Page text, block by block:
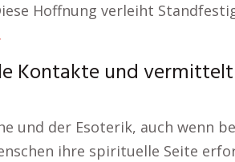
Hoffnung verleiht
Kontakte und
und der Esoterik, auch wenn
ihre spirituelle Seite